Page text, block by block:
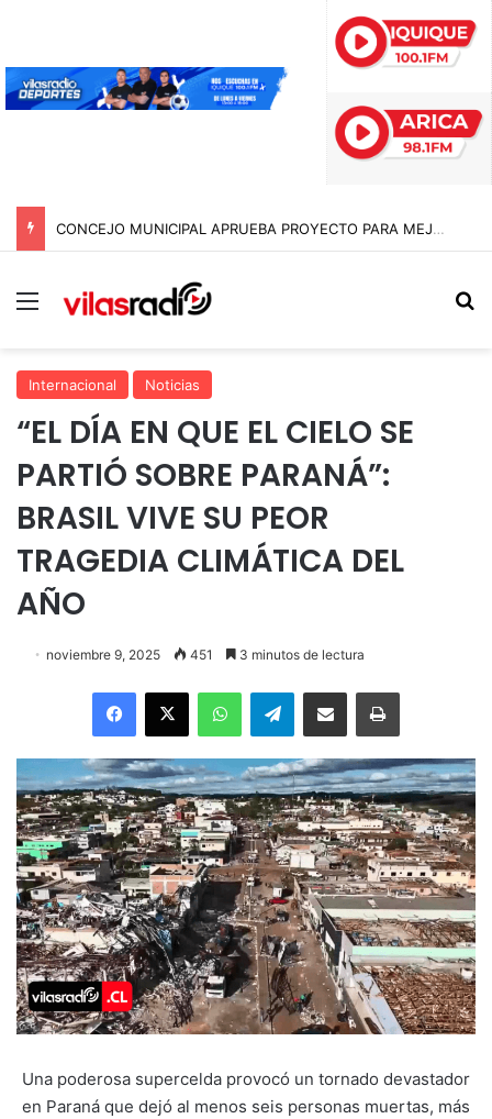
CONCEJO MUNICIPAL APRUEBA PROYECTO PARA MEJORAR EL ALUMBRADO PÚBLICO DEL SECTOR EL BORO
Menú
Internacional Noticias
“EL DÍA EN QUE EL CIELO SE
PARTIÓ SOBRE PARANÁ”:
BRASIL VIVE SU PEOR
TRAGEDIA CLIMÁTICA DEL
AÑO
noviembre 9, 2025 451 3 minutos de lectura
Facebook
X WhatsAppTelegramEnviar vía email Imprimir
Una poderosa supercelda provocó un tornado devastador
en Paraná que dejó al menos seis personas muertas, más